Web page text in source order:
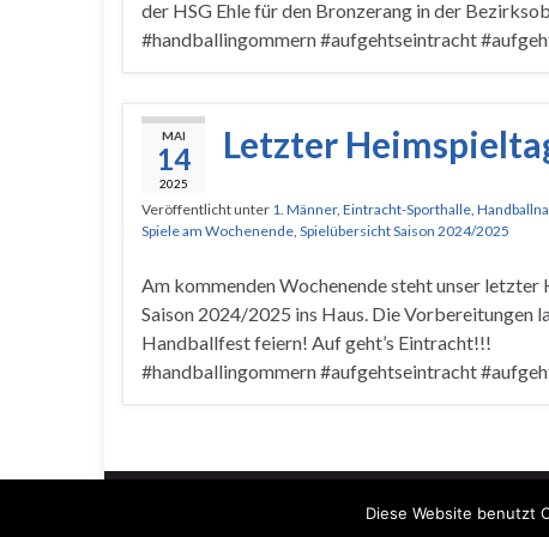
der HSG Ehle für den Bronzerang in der
#handballingommern #aufgehtseintracht
MAI
14
2025
Letzter
Veröffentlicht unter 1. Männer, Eintracht-Sporthalle,
Spiele am Wochenende, Spielübersicht Saison 2024/2025
Am kommenden Wochenende steht unser letzter
Saison 2024/2025 ins Haus. Die Vorbereitungen
Handballfest feiern! Auf geht’s Eintracht!!!
#handballingommern #aufgehtseintracht
Graphene Themes.
Diese Website benutzt